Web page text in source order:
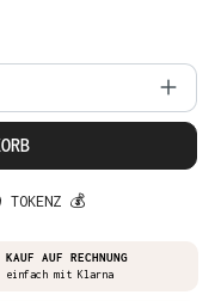
gewünschten
💰
KAUF AUF RECHNUNG
einfach mit Klarna